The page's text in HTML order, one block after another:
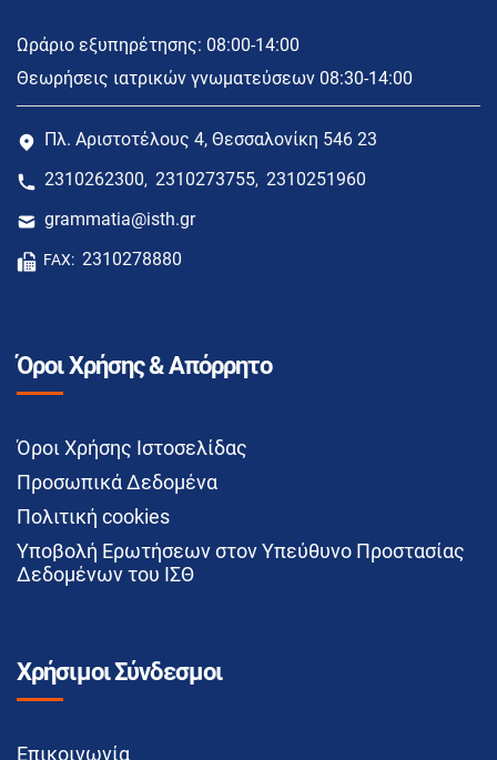
Ωράριο εξυπηρέτησης: 08:00-14:00
Θεωρήσεις ιατρικών γνωματεύσεων 08:30-14:00
Πλ. Αριστοτέλους 4, Θεσσαλονίκη 546 23
2310262300, 2310273755, 2310251960
grammatia@isth.gr
FAX: 2310278880
Όροι Χρήσης & Απόρρητο
Όροι Χρήσης Ιστοσελίδας
Προσωπικά Δεδομένα
Πολιτική cookies
Υποβολή Ερωτήσεων στον Υπεύθυνο Προστασίας
Δεδομένων του ΙΣΘ
Χρήσιμοι Σύνδεσμοι
Επικοινωνία